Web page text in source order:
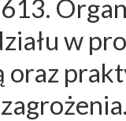
w
oraz